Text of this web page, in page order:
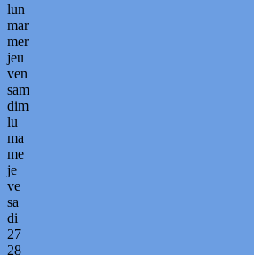
lun
mar
mer
jeu
ven
sam
dim
lu
ma
me
je
ve
sa
di
27
28